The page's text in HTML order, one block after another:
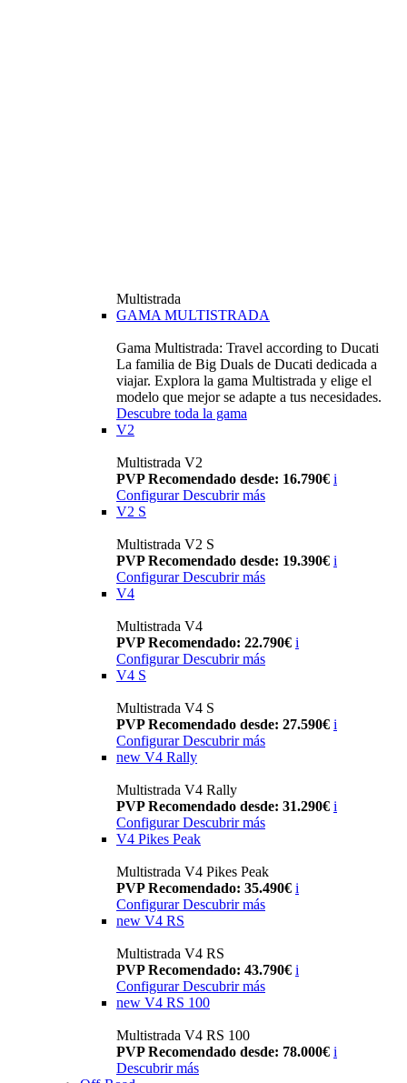
Multistrada
GAMA MULTISTRADA
Gama Multistrada: Travel according to Ducati
La familia de Big Duals de Ducati dedicada a
viajar. Explora la gama Multistrada y elige el
modelo que mejor se adapte a tus necesidades.
Descubre toda la gama
V2
Multistrada V2
PVP Recomendado desde: 16.790€ i
Configurar Descubrir más
V2 S
Multistrada V2 S
PVP Recomendado desde: 19.390€ i
Configurar Descubrir más
V4
Multistrada V4
PVP Recomendado: 22.790€ i
Configurar Descubrir más
V4 S
Multistrada V4 S
PVP Recomendado desde: 27.590€ i
Configurar Descubrir más
new V4 Rally
Multistrada V4 Rally
PVP Recomendado desde: 31.290€ i
Configurar Descubrir más
V4 Pikes Peak
Multistrada V4 Pikes Peak
PVP Recomendado: 35.490€ i
Configurar Descubrir más
new V4 RS
Multistrada V4 RS
PVP Recomendado: 43.790€ i
ConfigurarDescubrir más
new V4 RS 100
Multistrada V4 RS 100
PVP Recomendado desde: 78.000€ i
Descubrir más